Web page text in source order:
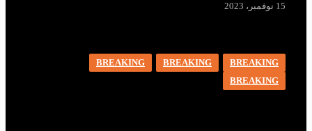
15 نوفمبر، 2023
BREAKING
BREAKING
BREAKING
BREAKING